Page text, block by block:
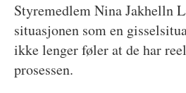
Styremedlem Nina Jakhelln
situasjonen som en
ikke lenger føler at de har
prosessen.